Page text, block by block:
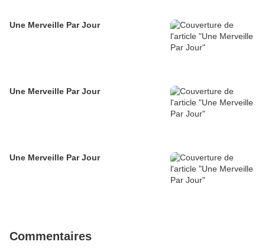
Une Merveille Par Jour
Une Merveille Par Jour
Une Merveille Par Jour
Commentaires